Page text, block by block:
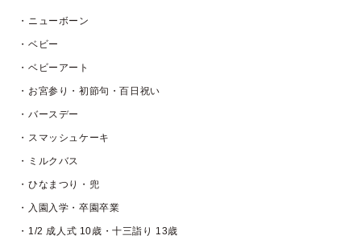
・ニューボーン
・ベビー
・ベビーアート
・お宮参り・初節句・百日祝い
・バースデー
・スマッシュケーキ
・ミルクバス
・ひなまつり・兜
・入園入学・卒園卒業
・1/2 成人式 10歳・十三詣り 13歳